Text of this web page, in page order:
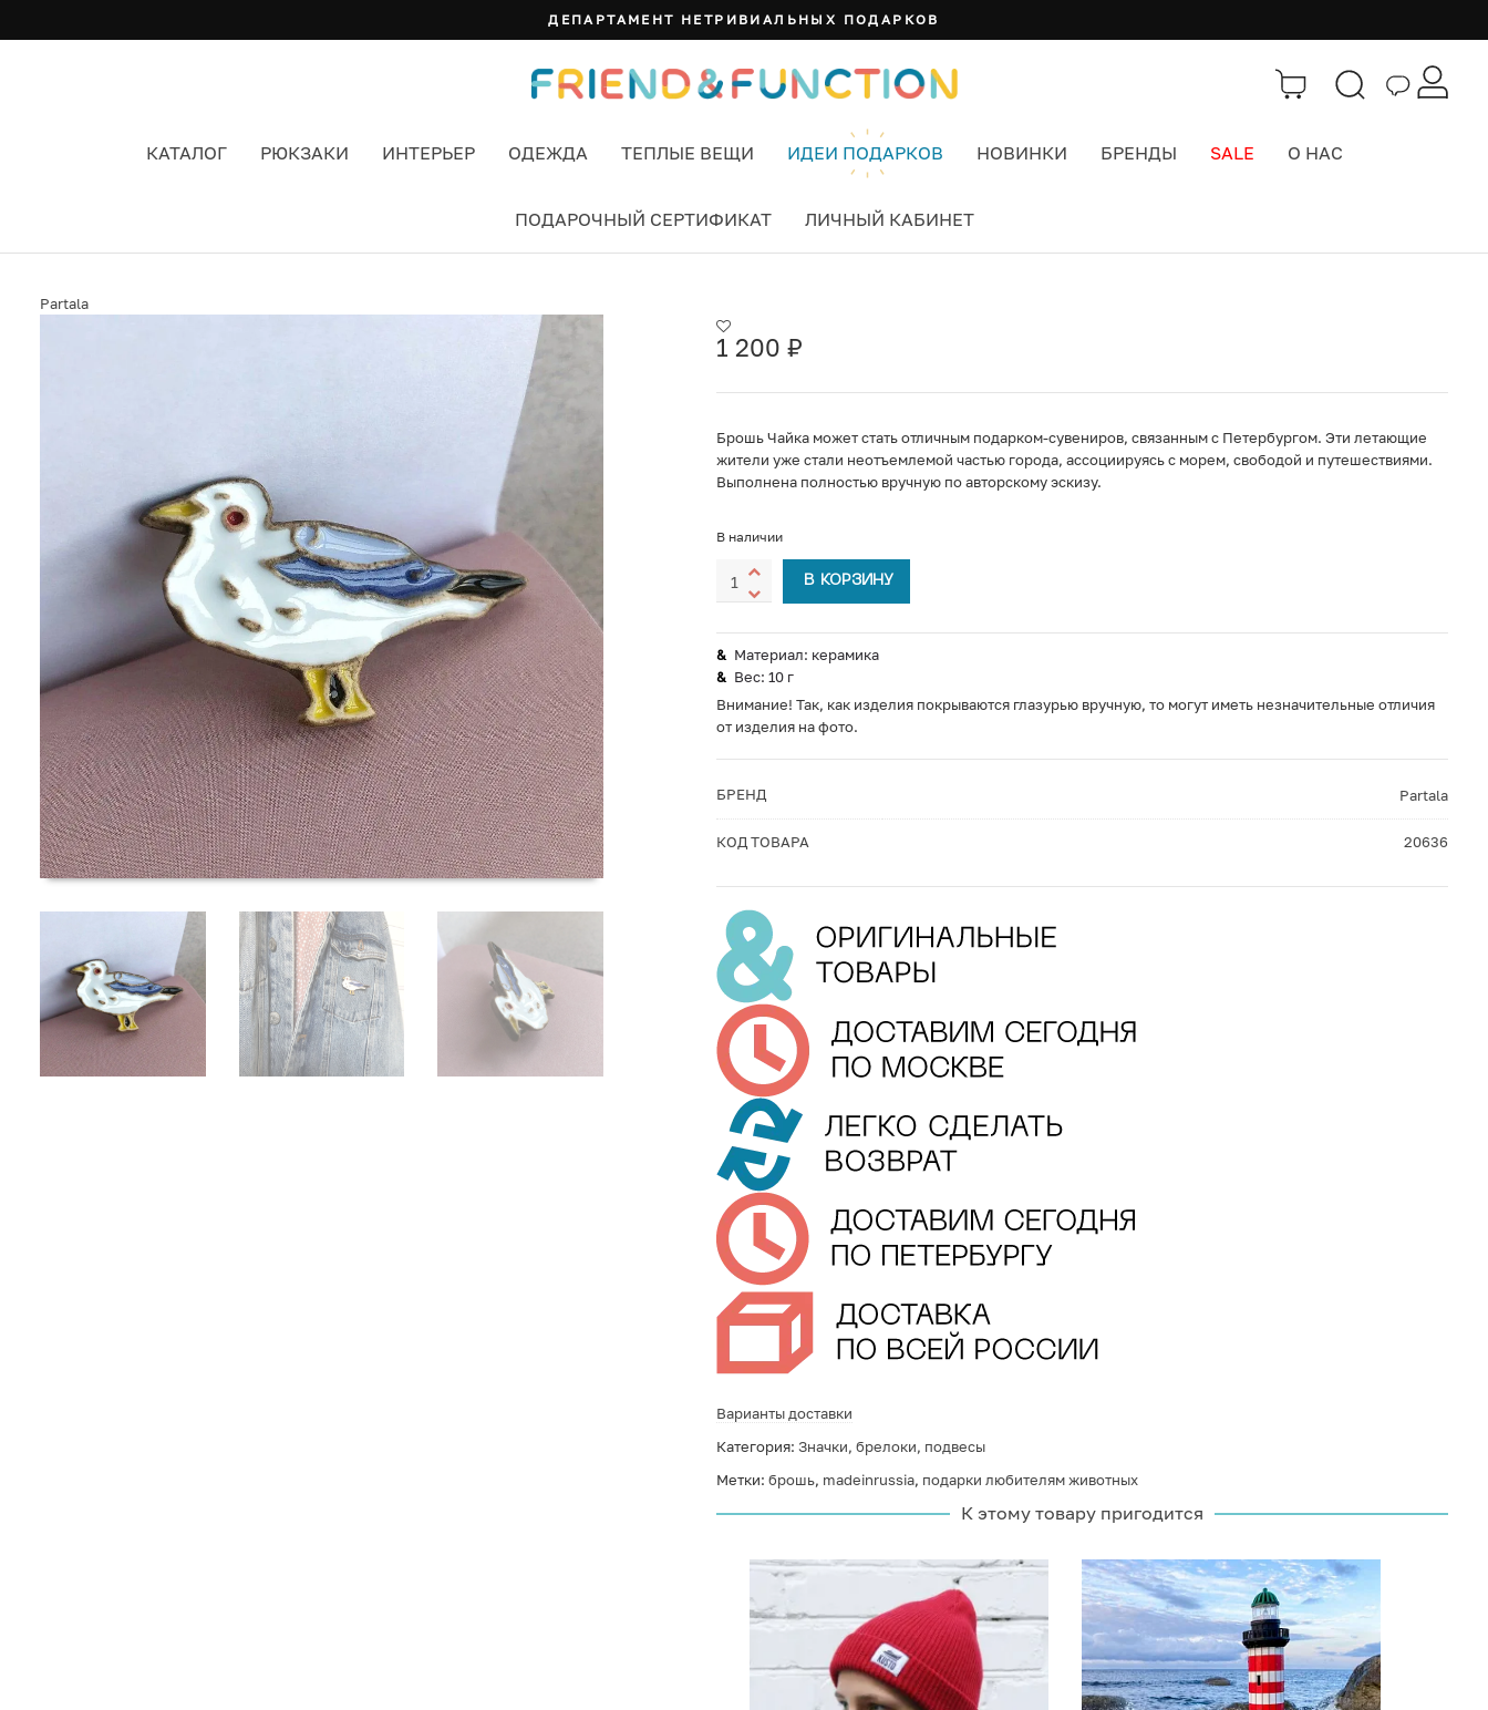
ДЕПАРТАМЕНТ НЕТРИВИАЛЬНЫХ ПОДАРКОВ
КАТАЛОГ РЮКЗАКИ ИНТЕРЬЕР ОДЕЖДА ТЕПЛЫЕ ВЕЩИ ИДЕИ ПОДАРКОВ НОВИНКИ БРЕНДЫ SALE О НАС
ПОДАРОЧНЫЙ СЕРТИФИКАТ ЛИЧНЫЙ КАБИНЕТ
Partala
1 200 ₽
Брошь Чайка может стать отличным подарком-сувениров, связанным с Петербургом. Эти летающие
жители уже стали неотъемлемой частью города, ассоциируясь с морем, свободой и путешествиями.
Выполнена полностью вручную по авторскому эскизу.
В наличии
В КОРЗИНУ
Материал: керамика
Вес: 10 г
Внимание! Так, как изделия покрываются глазурью вручную, то могут иметь незначительные отличия
от изделия на фото.
БРЕНД Partala
КОД ТОВАРА 20636
Варианты доставки
Категория: Значки, брелоки, подвесы
Метки: брошь, madeinrussia, подарки любителям животных
К этому товару пригодится